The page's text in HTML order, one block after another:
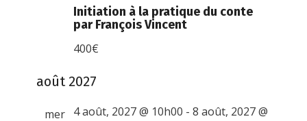
Initiation à la pratique du conte
par François Vincent
400€
août 2027
mer 4 août, 2027 @ 10h00 -8 août, 2027 @